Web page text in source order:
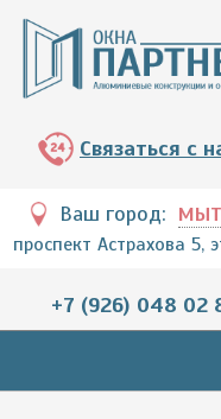
Связаться с
Ваш город:
проспект Астрахова 5,
+7 (926) 048 02